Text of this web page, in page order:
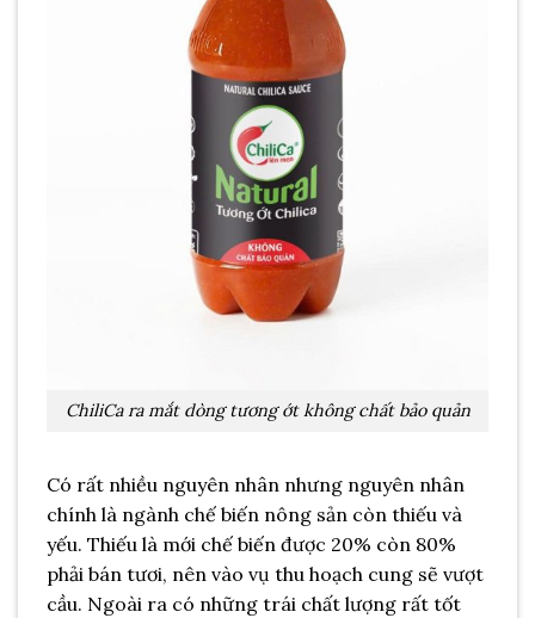
ChiliCa ra mắt dòng tương ớt không chất bảo quản
Có rất nhiều nguyên nhân nhưng nguyên nhân
chính là ngành chế biến nông sản còn thiếu và
yếu. Thiếu là mới chế biến được 20% còn 80%
phải bán tươi, nên vào vụ thu hoạch cung sẽ vượt
cầu. Ngoài ra có những trái chất lượng rất tốt